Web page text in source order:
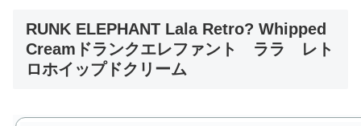
RUNK ELEPHANT Lala Retro? Whipped
Creamドランクエレファント ララ レト
ロホイップドクリーム